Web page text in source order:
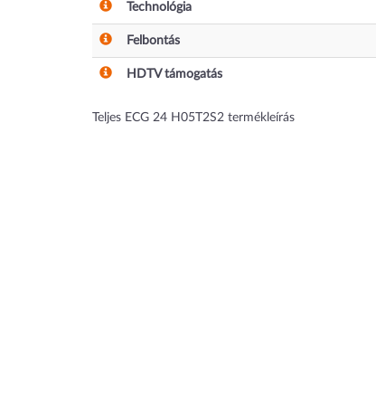
Technológia
Felbontás
HDTV támogatás
Teljes ECG 24 H05T2S2 termékleírás